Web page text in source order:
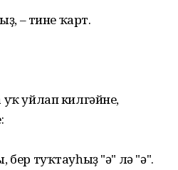
– тине ҡарт.
уйлап килгәйне,
туҡтауһыҙ "ә" лә "ә".